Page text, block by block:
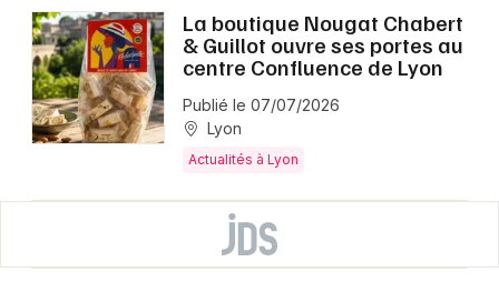
La boutique Nougat Chabert
& Guillot ouvre ses portes au
centre Confluence de Lyon
Publié le 07/07/2026
Lyon
Actualités à Lyon